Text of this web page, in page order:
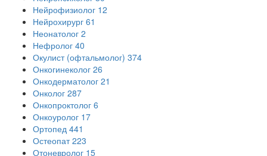
Нейрофизиолог 12
Нейрохирург 61
Неонатолог 2
Нефролог 40
Окулист (офтальмолог) 374
Онкогинеколог 26
Онкодерматолог 21
Онколог 287
Онкопроктолог 6
Онкоуролог 17
Ортопед 441
Остеопат 223
Отоневролог 15